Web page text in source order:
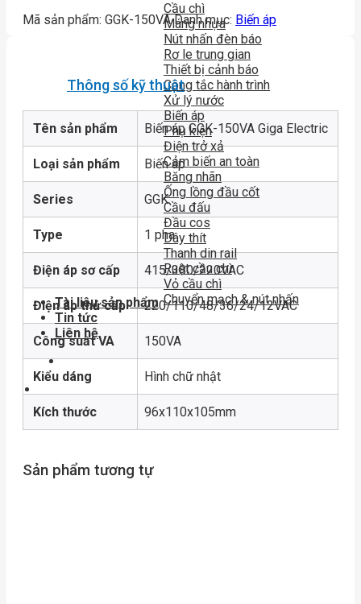
Cầu chì
Máng nhựa
Nút nhấn đèn báo
Rơ le trung gian
Thiết bị cảnh báo
Công tắc hành trình
Xử lý nước
Biến áp
Phụ kiện
Điện trở xả
Cảm biến an toàn
Băng nhãn
Ống lồng đầu cốt
Cầu đấu
Đầu cos
Dây thít
Thanh din rail
Ruột cầu chì
Vỏ cầu chì
Chuyển mạch & nút nhấn
Tài liệu sản phẩm
Tin tức
Liên hệ
Mã sản phẩm: GGK-150VA Danh mục: Biến áp
Thông số kỹ thuật
Tên sản phẩm Biến áp GGK-150VA Giga Electric
Loại sản phẩm Biến áp
Series GGK
Type 1 pha
Điện áp sơ cấp 415/380/220VAC
Điện áp thứ cấp 220/110/48/36/24/12VAC
Công suất VA 150VA
Kiểu dáng Hình chữ nhật
Kích thước 96x110x105mm
Sản phẩm tương tự